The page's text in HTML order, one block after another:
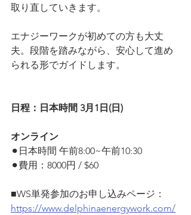
取り直していきます。
エナジーワークが初めての方も大丈
夫。段階を踏みながら、安心して進め
られる形でガイドします。
日程：日本時間 3月1日(日)
オンライン
⚫︎日本時間 午前8:00~午前10:30
⚫︎費用：8000円 / $60
■WS単発参加のお申し込みページ：
https://www.delphinaenergywork.com/